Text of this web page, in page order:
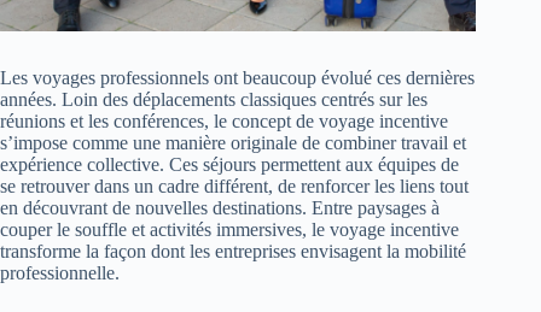
Les voyages professionnels ont beaucoup évolué ces dernières
années. Loin des déplacements classiques centrés sur les
réunions et les conférences, le concept de voyage incentive
s’impose comme une manière originale de combiner travail et
expérience collective. Ces séjours permettent aux équipes de
se retrouver dans un cadre différent, de renforcer les liens tout
en découvrant de nouvelles destinations. Entre paysages à
couper le souffle et activités immersives, le voyage incentive
transforme la façon dont les entreprises envisagent la mobilité
professionnelle.